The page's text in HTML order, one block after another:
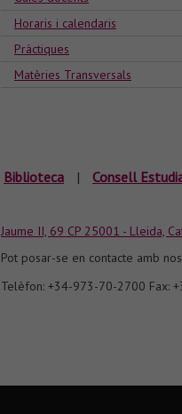
Horaris i calendaris
Pràctiques
Matèries Transversals
Biblioteca | Consell
Jaume II, 69 CP 25001 - Lleida,
Pot posar-se en contacte amb
Telèfon: +34-973-70-2700 Fax: